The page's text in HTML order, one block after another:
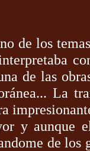
de los
de las
La
y aunque
de los